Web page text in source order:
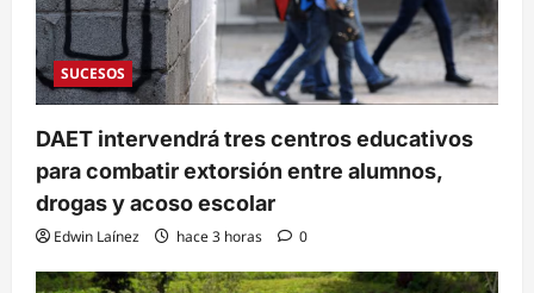
SUCESOS
DAET intervendrá tres centros educativos
para combatir extorsión entre alumnos,
drogas y acoso escolar
Edwin Laínez hace 3 horas 0